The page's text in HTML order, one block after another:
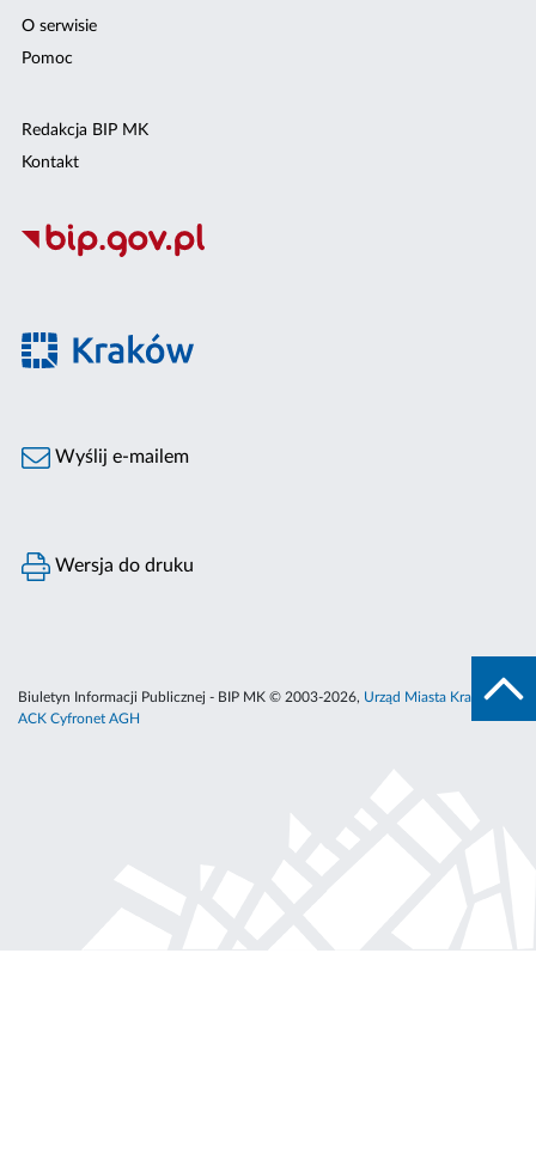
O serwisie
Pomoc
Redakcja BIP MK
Kontakt
Wyślij e-mailem
Wersja do druku
Biuletyn Informacji Publicznej - BIP MK © 2003-2026, Urząd Miasta Krakowa
ACK Cyfronet AGH